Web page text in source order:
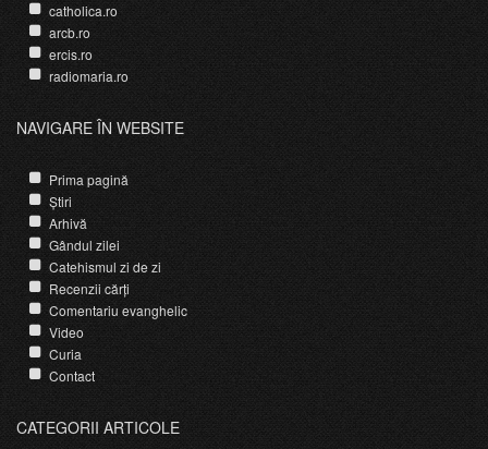
catholica.ro
arcb.ro
ercis.ro
radiomaria.ro
NAVIGARE ÎN WEBSITE
Prima pagină
Știri
Arhivă
Gândul zilei
Catehismul zi de zi
Recenzii cărți
Comentariu evanghelic
Video
Curia
Contact
CATEGORII ARTICOLE